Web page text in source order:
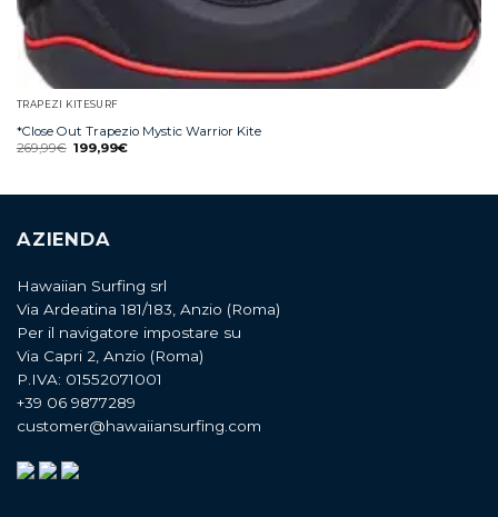
TRAPEZI KITESURF
*Close Out Trapezio Mystic Warrior Kite
269,99€ 199,99€
AZIENDA
Hawaiian Surfing srl
Via Ardeatina 181/183, Anzio (Roma)
Per il navigatore impostare su
Via Capri 2, Anzio (Roma)
P.IVA: 01552071001
+39 06 9877289
customer@hawaiiansurfing.com